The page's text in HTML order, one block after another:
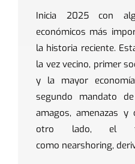
Inicia 2025 con
económicos más
la historia reciente.
la vez vecino, primer
y la mayor
segundo mandato
amagos, amenazas y
otro lado, el
como nearshoring,